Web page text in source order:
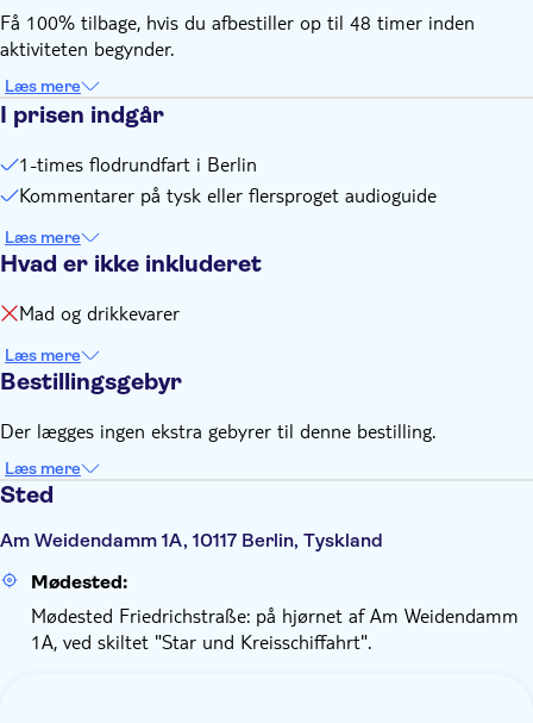
Få 100% tilbage, hvis du afbestiller op til 48 timer inden
aktiviteten begynder.
Læs mere
I prisen indgår
1-times flodrundfart i Berlin
Kommentarer på tysk eller flersproget audioguide
Læs mere
Hvad er ikke inkluderet
Mad og drikkevarer
Læs mere
Bestillingsgebyr
Der lægges ingen ekstra gebyrer til denne bestilling.
Læs mere
Sted
Am Weidendamm 1A, 10117 Berlin, Tyskland
Mødested:
Mødested Friedrichstraße: på hjørnet af Am Weidendamm
1A, ved skiltet "Star und Kreisschiffahrt".